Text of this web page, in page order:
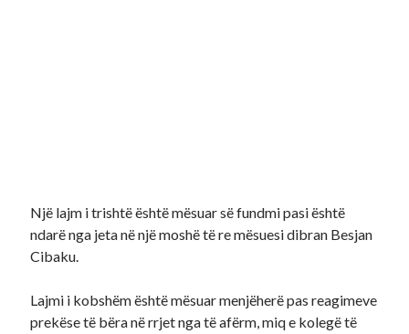
Një lajm i trishtë është mësuar së fundmi pasi është
ndarë nga jeta në një moshë të re mësuesi dibran Besjan
Cibaku.
Lajmi i kobshëm është mësuar menjëherë pas reagimeve
prekëse të bëra në rrjet nga të afërm, miq e kolegë të